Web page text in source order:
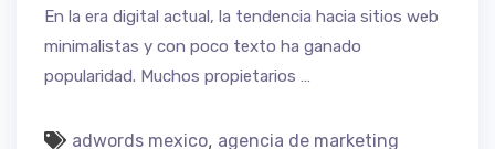
En la era digital actual, la tendencia hacia sitios web
minimalistas y con poco texto ha ganado
popularidad. Muchos propietarios …
adwords mexico, agencia de marketing